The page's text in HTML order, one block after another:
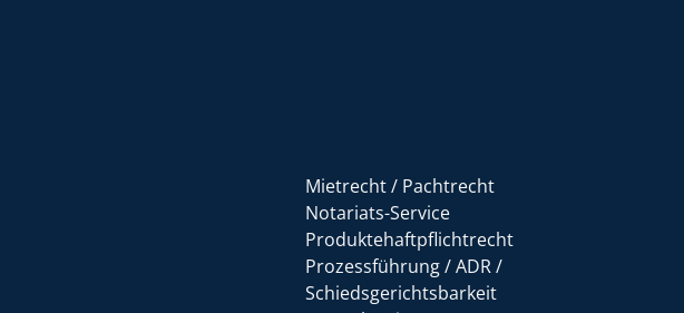
Mietrecht / Pachtrecht
Notariats-Service
Produktehaftpflichtrecht
Prozessführung / ADR /
Schiedsgerichtsbarkeit